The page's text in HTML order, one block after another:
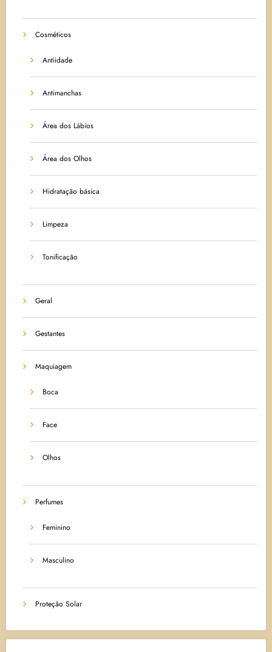
Cosméticos
Antiidade
Antimanchas
Área dos Lábios
Área dos Olhos
Hidratação básica
Limpeza
Tonificação
Geral
Gestantes
Maquiagem
Boca
Face
Olhos
Perfumes
Feminino
Masculino
Proteção Solar